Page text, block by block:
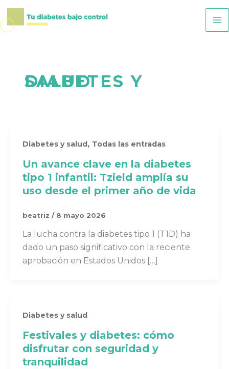
al
contenido
DIABETES Y SALUD
Diabetes y salud, Todas las entradas
Un avance clave en la diabetes
tipo 1 infantil: Tzield amplía su
uso desde el primer año de vida
beatriz / 8 mayo 2026
La lucha contra la diabetes tipo 1 (T1D) ha
dado un paso significativo con la reciente
aprobación en Estados Unidos […]
Diabetes y salud
Festivales y diabetes: cómo
disfrutar con seguridad y
tranquilidad
Paginación